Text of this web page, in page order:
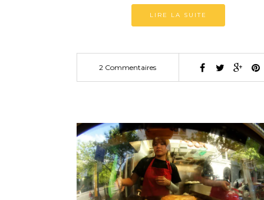
LIRE LA SUITE
2 Commentaires